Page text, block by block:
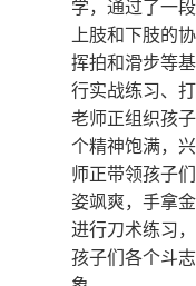
足球场上
球比赛。小小
信心满满，如
武。一声令下
中锋、后卫和
动员们就发起